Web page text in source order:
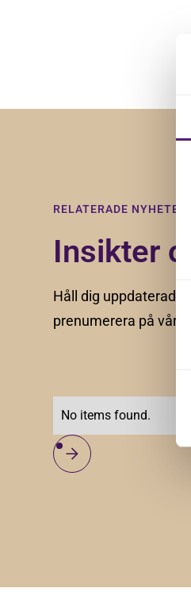
RELATERADE NYHETER
Insikter
Håll dig uppdaterad
prenumerera på vårt
No items found.